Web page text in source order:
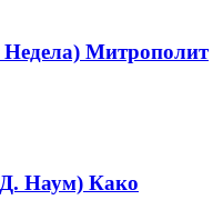
Митрополит
Наум) Како